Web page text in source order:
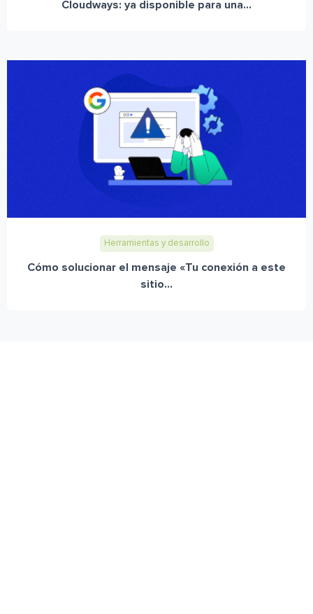
Cloudways: ya disponible para una...
Herramientas y desarrollo
Cómo solucionar el mensaje «Tu conexión a este
sitio...